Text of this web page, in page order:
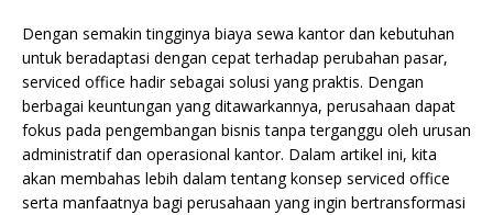
Dengan semakin tingginya biaya sewa kantor dan kebutuhan
untuk beradaptasi dengan cepat terhadap perubahan pasar,
serviced office hadir sebagai solusi yang praktis. Dengan
berbagai keuntungan yang ditawarkannya, perusahaan dapat
fokus pada pengembangan bisnis tanpa terganggu oleh urusan
administratif dan operasional kantor. Dalam artikel ini, kita
akan membahas lebih dalam tentang konsep serviced office
serta manfaatnya bagi perusahaan yang ingin bertransformasi